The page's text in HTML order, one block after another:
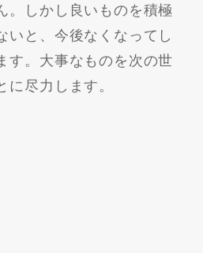
。しかし良いものを積極
いと、今後なくなってし
す。大事なものを次の世
に尽力します。